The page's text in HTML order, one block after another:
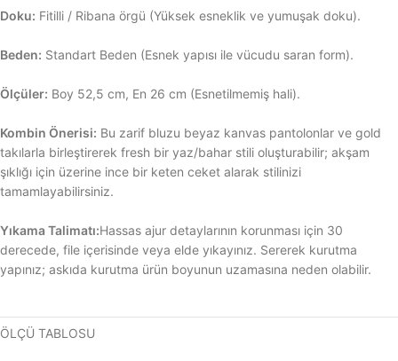
Doku: Fitilli / Ribana örgü (Yüksek esneklik ve yumuşak doku).
Beden: Standart Beden (Esnek yapısı ile vücudu saran form).
Ölçüler: Boy 52,5 cm, En 26 cm (Esnetilmemiş hali).
Kombin Önerisi: Bu zarif bluzu beyaz kanvas pantolonlar ve gold
takılarla birleştirerek fresh bir yaz/bahar stili oluşturabilir; akşam
şıklığı için üzerine ince bir keten ceket alarak stilinizi
tamamlayabilirsiniz.
Yıkama Talimatı:Hassas ajur detaylarının korunması için 30
derecede, file içerisinde veya elde yıkayınız. Sererek kurutma
yapınız; askıda kurutma ürün boyunun uzamasına neden olabilir.
ÖLÇÜ TABLOSU